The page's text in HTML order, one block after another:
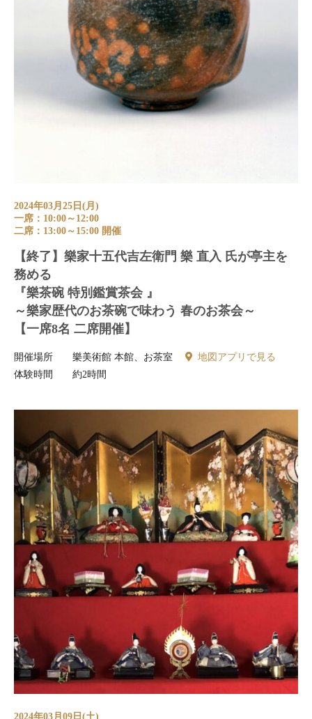
2024年03月25日(月)
一席：10:00～12:00
二席：13:00～15:00 開催
【終了】樂家十五代吉左衛門 樂 直入 氏が亭主を
務める
『樂茶碗 特別鑑賞茶会 』
～樂家歴代のお茶碗で味わう 春のお茶会～
【一席8名 二席開催】
開催場所 樂美術館 本館、お茶室
地図アプリで見る
体験時間
約2時間
2024年03月09日(土)